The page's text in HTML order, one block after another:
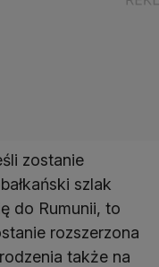
zostanie
szlak
do Rumunii, to
rozszerzona
także na